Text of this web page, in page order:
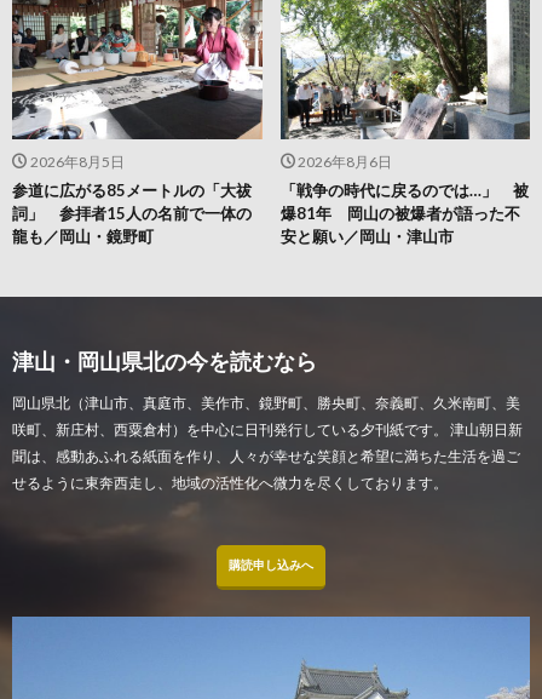
2026年8月6日
「戦争の時代に戻るのでは…」 被
爆81年 岡山の被爆者が語った不
安と願い／岡山・津山市
2026年8月5日
参道に広がる85メートルの「大祓
詞」 参拝者15人の名前で一体の
龍も／岡山・鏡野町
津山・岡山県北の今を読むなら
岡山県北（津山市、真庭市、美作市、鏡野町、勝央町、奈義町、久米南町、美
咲町、新庄村、西粟倉村）を中心に日刊発行している夕刊紙です。 津山朝日新
聞は、感動あふれる紙面を作り、人々が幸せな笑顔と希望に満ちた生活を過ご
せるように東奔西走し、地域の活性化へ微力を尽くしております。
購読申し込みへ